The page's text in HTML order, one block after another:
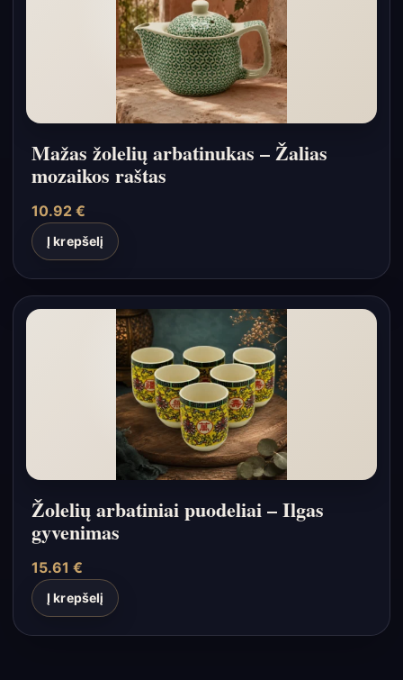
Mažas žolelių arbatinukas – Žalias
mozaikos raštas
10.92 €
Į krepšelį
Žolelių arbatiniai puodeliai – Ilgas
gyvenimas
15.61 €
Į krepšelį